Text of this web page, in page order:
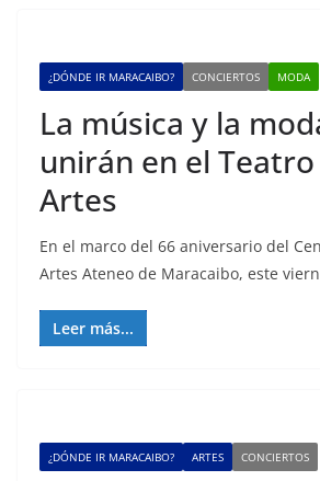
¿DÓNDE IR MARACAIBO? CONCIERTOS MODA
La música y la
unirán en el
Artes
En el marco del 66 aniversario del
Artes Ateneo de Maracaibo, este
Leer más...
¿DÓNDE IR MARACAIBO? ARTES CONCIERTOS